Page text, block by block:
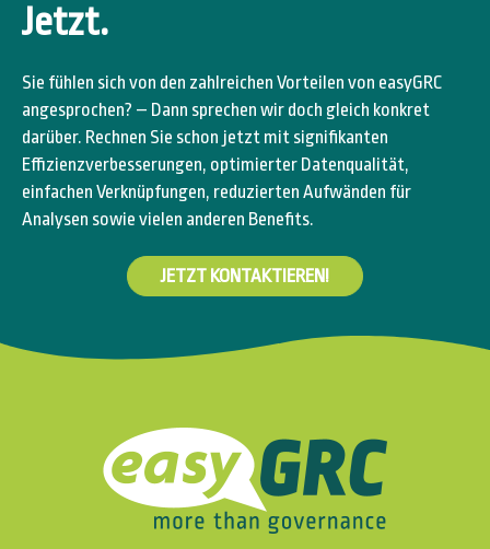
Jetzt.
Sie fühlen sich von den zahlreichen Vorteilen von easyGRC
angesprochen? – Dann sprechen wir doch gleich konkret
darüber. Rechnen Sie schon jetzt mit signifikanten
Effizienzverbesserungen, optimierter Datenqualität,
einfachen Verknüpfungen, reduzierten Aufwänden für
Analysen sowie vielen anderen Benefits.
JETZT KONTAKTIEREN!